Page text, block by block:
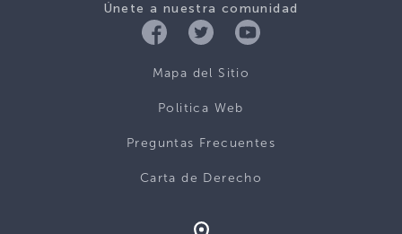
Únete a nuestra comunidad
Mapa del Sitio
Politica Web
Preguntas Frecuentes
Carta de Derecho